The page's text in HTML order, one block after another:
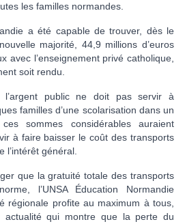
les familles normandes.
a été capable de trouver, dès le
majorité, 44,9 millions d’euros
avec l’enseignement privé catholique,
soit rendu.
l’argent public ne doit pas servir à
familles d’une scolarisation dans un
sommes considérables auraient
à faire baisser le coût des transports
l’intérêt général.
que la gratuité totale des transports
l’UNSA Éducation Normandie
régionale profite au maximum à tous,
actualité qui montre que la perte du